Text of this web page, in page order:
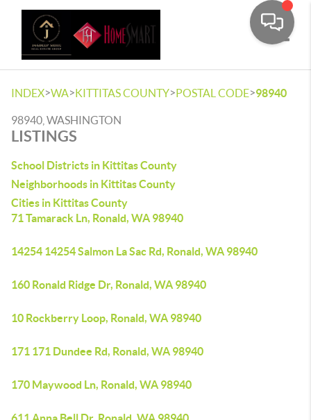
INDEX>WA>KITTITAS COUNTY>POSTAL CODE>98940
98940, WASHINGTON
LISTINGS
School Districts in Kittitas County
Neighborhoods in Kittitas County
Cities in Kittitas County
71 Tamarack Ln, Ronald, WA 98940
14254 14254 Salmon La Sac Rd, Ronald, WA 98940
160 Ronald Ridge Dr, Ronald, WA 98940
10 Rockberry Loop, Ronald, WA 98940
171 171 Dundee Rd, Ronald, WA 98940
170 Maywood Ln, Ronald, WA 98940